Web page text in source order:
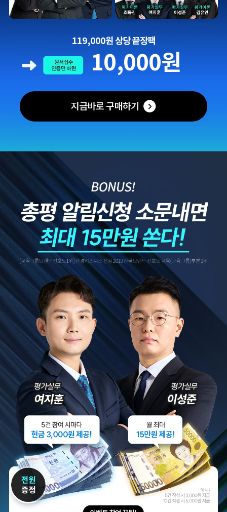
119,000원 상당 끝장팩
10,000원